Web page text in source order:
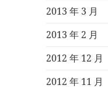
2013 年 3 月
2013 年 2 月
2012 年 12 月
2012 年 11 月